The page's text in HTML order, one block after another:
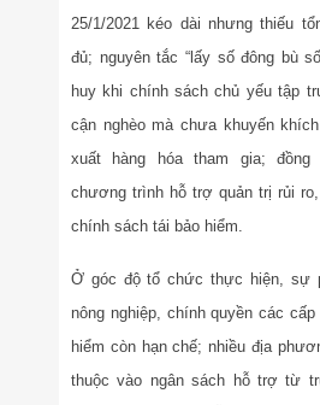
25/1/2021 kéo dài nhưng thiếu
đủ; nguyên tắc “lấy số đông bù
huy khi chính sách chủ yếu tập
cận nghèo mà chưa khuyến
xuất hàng hóa tham gia;
chương trình hỗ trợ quản trị rủi
chính sách tái bảo hiểm.
Ở góc độ tổ chức thực hiện, sự
nông nghiệp, chính quyền các
hiểm còn hạn chế; nhiều địa
thuộc vào ngân sách hỗ trợ từ